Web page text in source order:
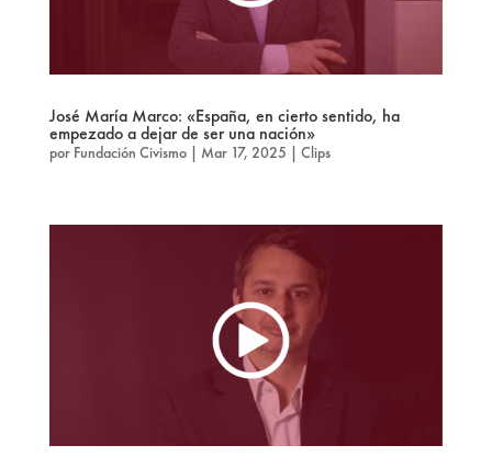
José María Marco: «España, en cierto sentido, ha
empezado a dejar de ser una nación»
por Fundación Civismo| Mar 17, 2025 Clips